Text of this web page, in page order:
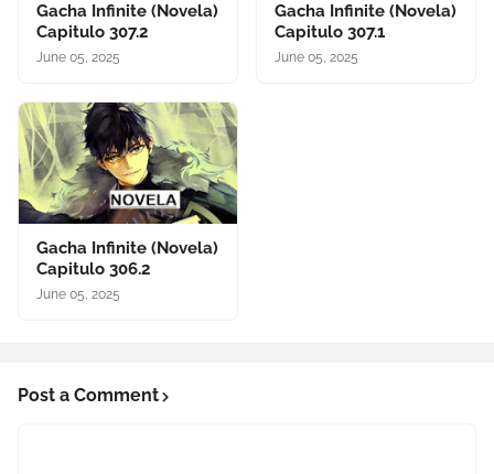
Gacha Infinite (Novela)
Capitulo 307.2
June 05, 2025
Gacha Infinite (Novela)
Capitulo 307.1
June 05, 2025
Gacha Infinite (Novela)
Capitulo 306.2
June 05, 2025
Post a Comment